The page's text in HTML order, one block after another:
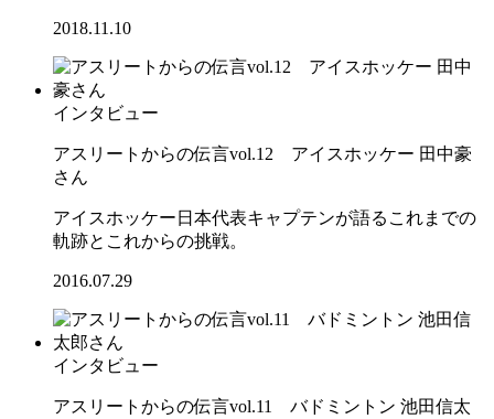
2018.11.10
インタビュー
アスリートからの伝言vol.12 アイスホッケー 田中豪
さん
アイスホッケー日本代表キャプテンが語るこれまでの
軌跡とこれからの挑戦。
2016.07.29
インタビュー
アスリートからの伝言vol.11 バドミントン 池田信太